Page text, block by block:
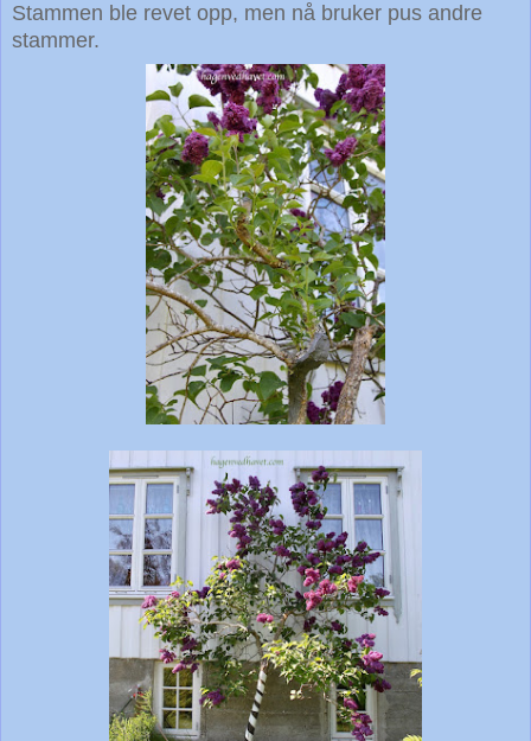
Stammen ble revet opp, men nå bruker pus andre
stammer.